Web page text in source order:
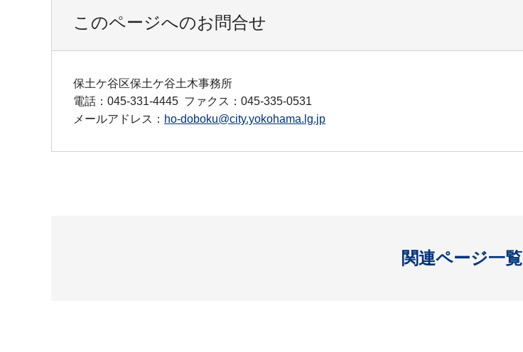
このページへのお問合せ
保土ケ谷区保土ケ谷土木事務所
電話：045-331-4445 ファクス：045-335-0531
メールアドレス： ho-doboku@city.yokohama.lg.jp
関連ページ一覧
開く